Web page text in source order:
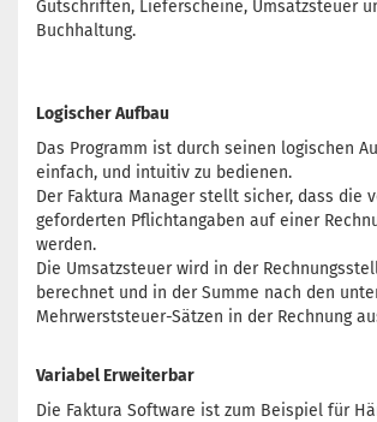
Gutschriften, Lieferscheine, Umsatzsteuer
Buchhaltung.
Logischer Aufbau
Das Programm ist durch seinen logischen
einfach, und intuitiv zu bedienen.
Der Faktura Manager stellt sicher, dass die
geforderten Pflichtangaben auf einer
werden.
Die Umsatzsteuer wird in der
berechnet und in der Summe nach den
Mehrwerststeuer-Sätzen in der Rechnung
Variabel Erweiterbar
Die Faktura Software ist zum Beispiel für